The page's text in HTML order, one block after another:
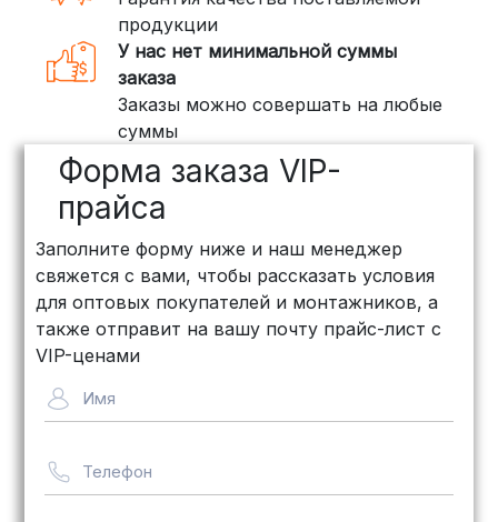
воспользоваться услугами компаний,
специализирующихся на доставке
грузов:
ПЭК: Сроки доставки — от 3 до 10
дней, стоимость рассчитывается
индивидуально (минимум
рублей
объемных заказов. Сроки — от 3
дней, стоимость — от500 рублей
Байкал Сервис: Идеально подходит
для крупногабаритных товаров.
рассчитывается индивидуально
Важно! Мы заботимся о том, чтобы
продукции
У нас нет минимальной суммы
заказа
Заказы можно совершать на любые
суммы
Форма заказа VIP-
прайса
Заполните форму ниже и наш менеджер
свяжется с вами, чтобы рассказать условия
для оптовых покупателей и монтажников, а
также отправит на вашу почту прайс-лист с
VIP-ценами
Имя
Телефон